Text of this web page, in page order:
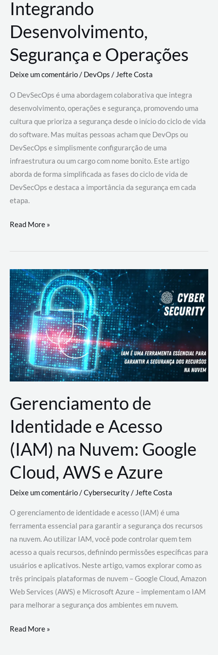
Integrando
Desenvolvimento,
Segurança e Operações
Deixe um comentário/ DevOps /Jefte Costa
O DevSecOps é uma abordagem colaborativa que integra
desenvolvimento, operações e segurança, promovendo uma
cultura que prioriza a segurança desde o início do ciclo de vida
do software. Mas muitas pessoas acham que DevOps ou
DevSecOps e simplismente configurarção de uma
infraestrutura ou um cargo com nome bonito. Este artigo
aborda de forma simplificada as fases do ciclo de vida de
DevSecOps e destaca a importância da segurança em cada
etapa.
DevSecOps
Prática:
Desenvolvimento,
Segurança
e
Operações
Read More »
Gerenciamento de
Identidade e Acesso
(IAM) na Nuvem: Google
Cloud, AWS e Azure
Deixe um comentário/Cybersecurity/ Jefte Costa
O gerenciamento de identidade e acesso (IAM) é uma
ferramenta essencial para garantir a segurança dos recursos
na nuvem. Ao utilizar IAM, você pode controlar quem tem
acesso a quais recursos, definindo permissões específicas para
usuários e aplicativos. Neste artigo, vamos explorar como as
três principais plataformas de nuvem – Google Cloud, Amazon
Web Services (AWS) e Microsoft Azure – implementam o IAM
para melhorar a segurança dos ambientes em nuvem.
Gerenciamento
Read More »